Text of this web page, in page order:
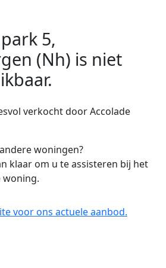
5,
(Nh) is niet
verkocht door Accolade
woningen?
klaar om u te assisteren bij het
woning.
voor ons actuele aanbod.